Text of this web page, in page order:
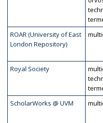
ROAR (University of East
London Repository)
Royal Society
ScholarWorks @ UVM